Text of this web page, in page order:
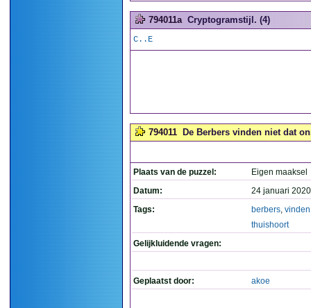
794011a Cryptogramstijl. (4)
C..E
794011 De Berbers vinden niet dat
Plaats van de puzzel:
Eigen maaksel
Datum:
24 januari
Tags:
berbers, vinden
thuishoort
Gelijkluidende vragen:
Geplaatst door: akoe